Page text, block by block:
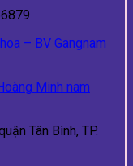
– BV Gangnam
Minh nam
Tân Bình, TP.